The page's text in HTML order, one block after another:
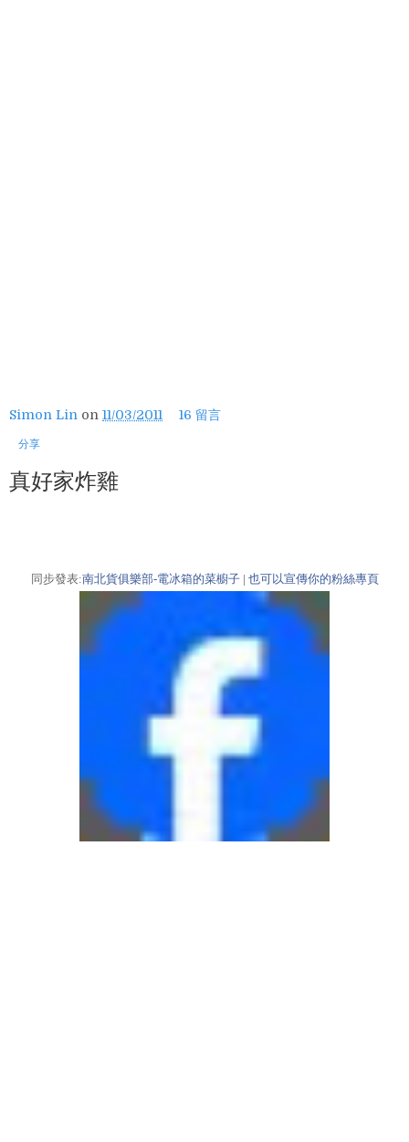
Simon Lin on 11/03/2011 16 留言
分享
真好家炸雞
同步發表:南北貨俱樂部-電冰箱的菜櫥子| 也可以宣傳你的粉絲專頁